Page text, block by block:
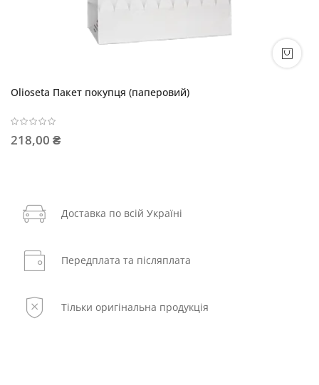
Olioseta Пакет покупця (паперовий)
218,00 ₴
Доставка по всій Україні
Передплата та післяплата
Тільки оригінальна продукція